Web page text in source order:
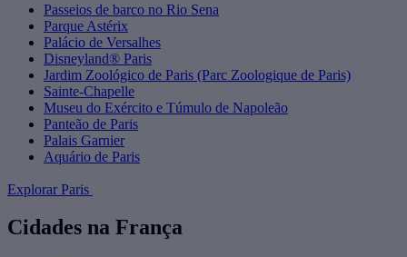
Passeios de barco no Rio Sena
Parque Astérix
Palácio de Versalhes
Disneyland® Paris
Jardim Zoológico de Paris (Parc Zoologique de Paris)
Sainte-Chapelle
Museu do Exército e Túmulo de Napoleão
Panteão de Paris
Palais Garnier
Aquário de Paris
Explorar Paris
Cidades na França